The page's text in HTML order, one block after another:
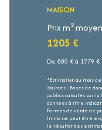
MAISON
Prix m2moyen
1205 €
De 880 € à 1779 €
*Estimation au mois de
Sources : Bases de
publics calculés sur la
données à titre
fermes de vente de
Immo ne peut être
le résultat des